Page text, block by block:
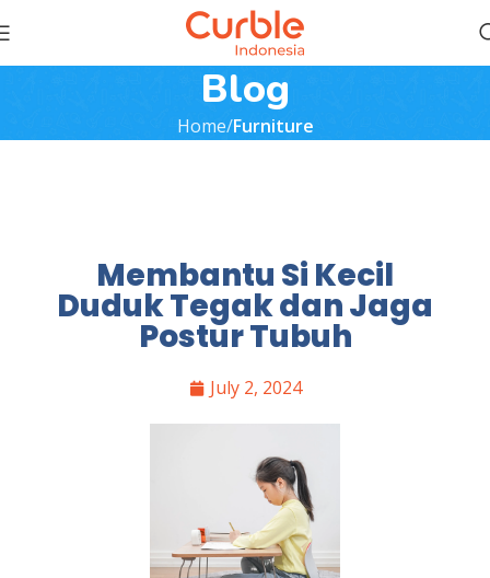
Blog
Home Furniture
Membantu Si Kecil
Duduk Tegak dan Jaga
Postur Tubuh
July 2, 2024